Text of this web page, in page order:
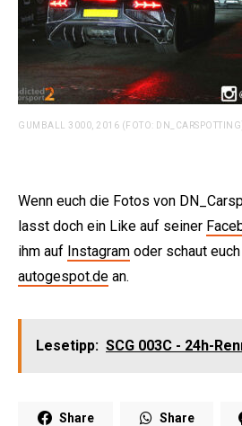
GUMBALL 3000, 2016 (FOTO:
Wenn euch die Fotos von
lasst doch ein Like auf seiner
ihm auf Instagram oder schaut euch
autogespot.de an.
Lesetipp: SCG 003C - 24h-
Share Share